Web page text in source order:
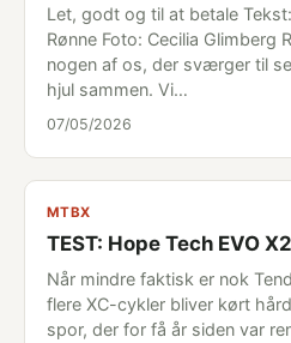
Let, godt og til at betale
Rønne Foto: Cecilia Glimberg
nogen af os, der sværger til
hjul sammen. Vi…
07/05/2026
MTBX
TEST: Hope Tech EVO X2
Når mindre faktisk er nok
flere XC-cykler bliver kørt
spor, der for få år siden var